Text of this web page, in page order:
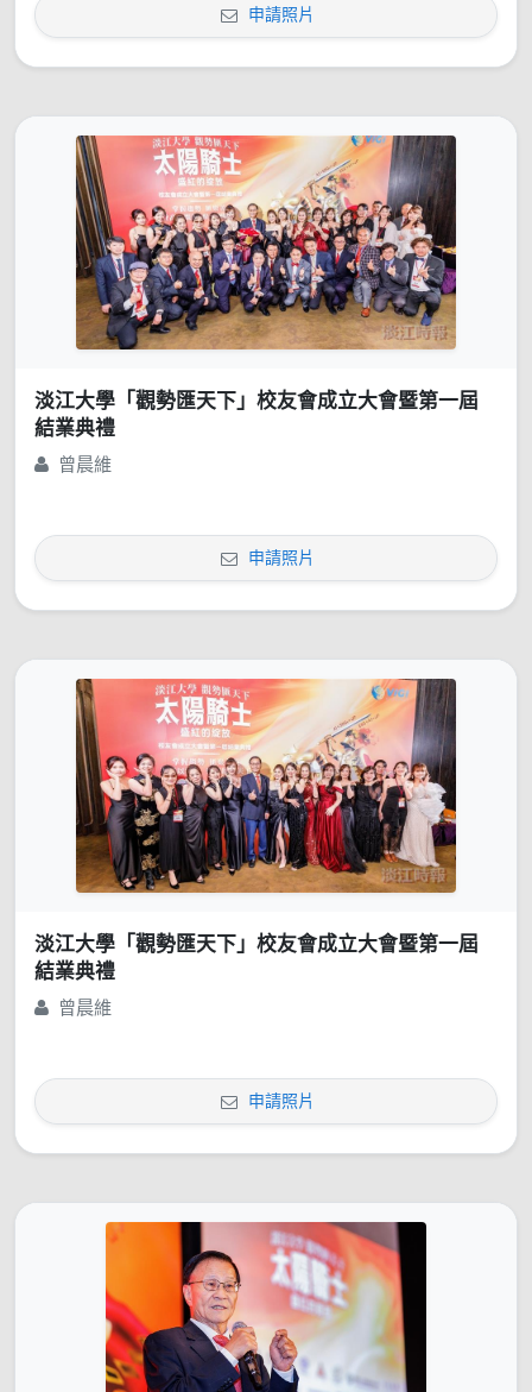
申請照片
淡江大學「觀勢匯天下」校友會成立大會暨第一屆
結業典禮
曾晨維
申請照片
淡江大學「觀勢匯天下」校友會成立大會暨第一屆
結業典禮
曾晨維
申請照片